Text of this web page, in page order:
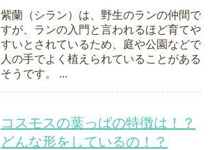
紫蘭（シラン）は、野生のランの仲間で
すが、ランの入門と言われるほど育てや
すいとされているため、庭や公園などで
人の手でよく植えられていることがある
そうです。 ...
コスモスの葉っぱの特徴は！？
どんな形をしているの！？